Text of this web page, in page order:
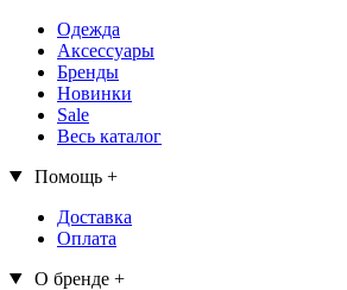
Одежда
Аксессуары
Бренды
Новинки
Sale
Весь каталог
Помощь +
Доставка
Оплата
О бренде +